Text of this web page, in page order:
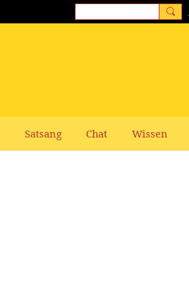
Satsang Chat Wissen